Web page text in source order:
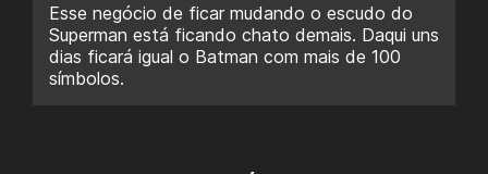
Esse negócio de ficar mudando o escudo do
Superman está ficando chato demais. Daqui uns
dias ficará igual o Batman com mais de 100
símbolos.